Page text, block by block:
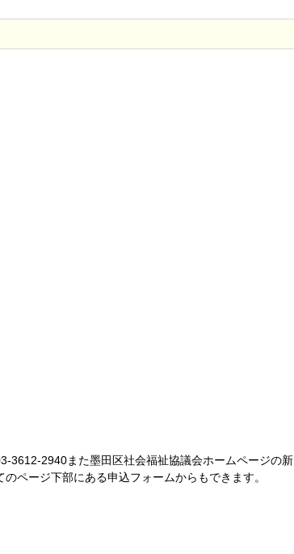
3612-2940また墨田区社会福祉協議会ホームページの新
ページ下部にある申込フォームからもできます。